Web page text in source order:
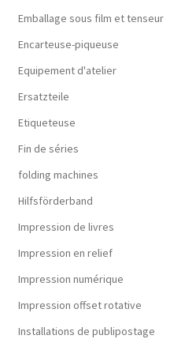
Emballage sous film et tenseur
Encarteuse-piqueuse
Equipement d'atelier
Ersatzteile
Etiqueteuse
Fin de séries
folding machines
Hilfsförderband
Impression de livres
Impression en relief
Impression numérique
Impression offset rotative
Installations de publipostage